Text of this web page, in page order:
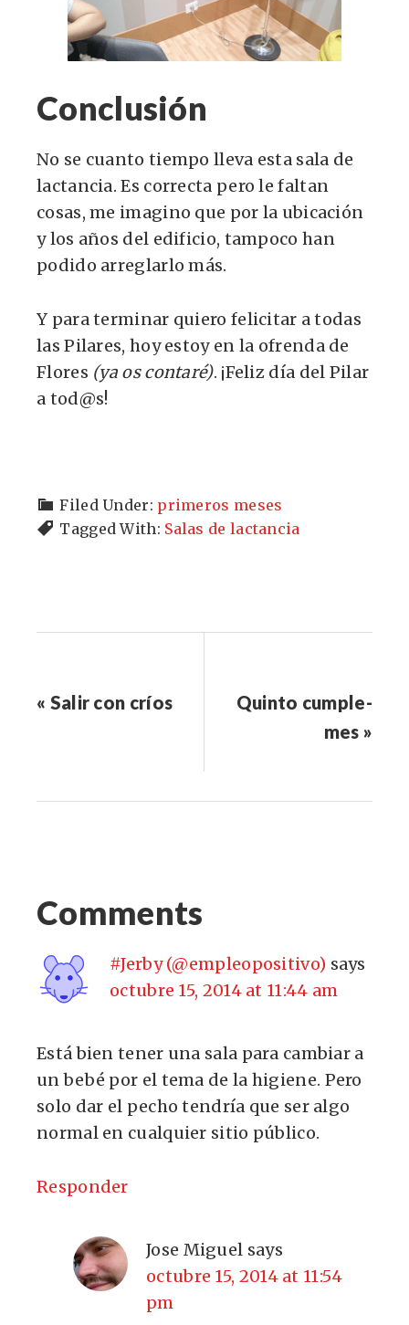
Conclusión
No se cuanto tiempo lleva esta sala de
lactancia. Es correcta pero le faltan
cosas, me imagino que por la ubicación
y los años del edificio, tampoco han
podido arreglarlo más.
Y para terminar quiero felicitar a todas
las Pilares, hoy estoy en la ofrenda de
Flores (ya os contaré). ¡Feliz día del Pilar
a tod@s!
Filed Under: primeros meses
Tagged With: Salas de lactancia
« Salir con críos
Quinto cumple-
mes »
Comments
#Jerby (@empleopositivo) says
octubre 15, 2014 at 11:44 am
Está bien tener una sala para cambiar a
un bebé por el tema de la higiene. Pero
solo dar el pecho tendría que ser algo
normal en cualquier sitio público.
Responder
Jose Miguel says
octubre 15, 2014 at 11:54
pm